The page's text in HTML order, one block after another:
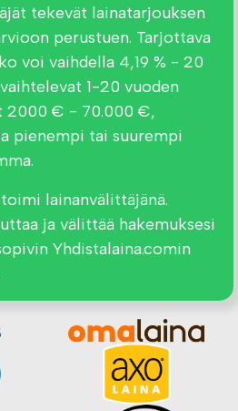
tekevät lainatarjouksen
perustuen. Tarjottava
voi vaihdella 4,19 % - 20
1-20 vuoden
2000 € - 70.000 €,
pienempi tai suurempi
lainanvälittäjänä.
ja välittää hakemuksesi
Yhdistalaina.comin